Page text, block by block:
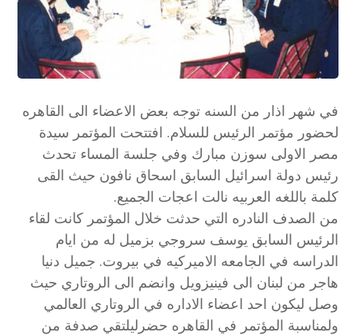
في شهر اذار من السنه توجه بعض الاعضاء الى القاهره
لحضور مؤتمر الرئيس للسلام. افتتحت المؤتمر سيدة
مصر الاولى سوزن مبارك وفي جلسة المساء تحدث
رئيس دولة اسرائيل السابق اسحاق نافون حيث القى
كلمة باللغه العربيه نالت اعجات الجميع.
من الصدف النادره التي حدثت خلال المؤتمر كانت لقاء
الرئيس السابق يوسف سروجي بزميل له من ايام
الدراسه في الجامعه الاميركيه في بيروت. جميل دنيا
هاجر من لبنان الى فينيزويل وانضم الى الروتاري حيث
وصل ليكون احد اعضاء الاداره في الروتاري العالمي
ولمناسبة المؤتمر في القاهره حضرليلتقي صدفة من